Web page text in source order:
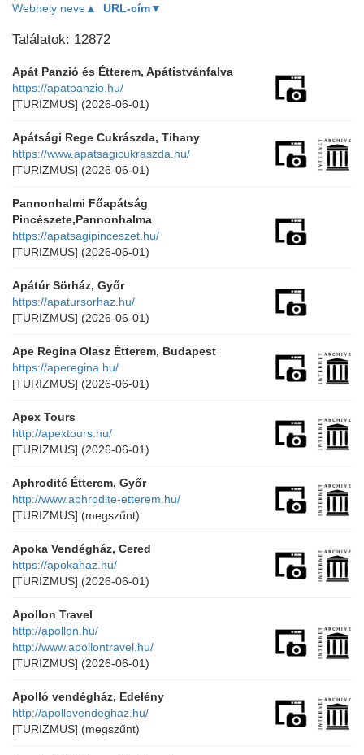
Webhely neve▲ URL-cím▼
Találatok: 12872
Apát Panzió és Étterem, Apátistvánfalva
https://apatpanzio.hu/
[TURIZMUS] (2026-06-01)
Apátsági Rege Cukrászda, Tihany
https://www.apatsagicukraszda.hu/
[TURIZMUS] (2026-06-01)
Pannonhalmi Főapátság
Pincészete,Pannonhalma
https://apatsagipinceszet.hu/
[TURIZMUS] (2026-06-01)
Apátúr Sörház, Győr
https://apatursorhaz.hu/
[TURIZMUS] (2026-06-01)
Ape Regina Olasz Étterem, Budapest
https://aperegina.hu/
[TURIZMUS] (2026-06-01)
Apex Tours
http://apextours.hu/
[TURIZMUS] (2026-06-01)
Aphrodité Étterem, Győr
http://www.aphrodite-etterem.hu/
[TURIZMUS] (megszűnt)
Apoka Vendégház, Cered
https://apokahaz.hu/
[TURIZMUS] (2026-06-01)
Apollon Travel
http://apollon.hu/
http://www.apollontravel.hu/
[TURIZMUS] (2026-06-01)
Apolló vendégház, Edelény
http://apollovendeghaz.hu/
[TURIZMUS] (megszűnt)